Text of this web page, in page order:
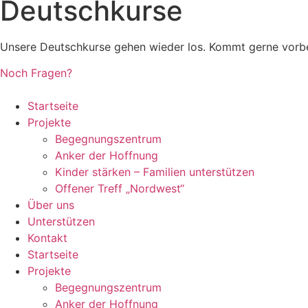
Deutschkurse
Unsere Deutschkurse gehen wieder los. Kommt gerne
Noch Fragen?
Startseite
Projekte
Begegnungszentrum
Anker der Hoffnung
Kinder stärken – Familien unterstützen
Offener Treff „Nordwest“
Über uns
Unterstützen
Kontakt
Startseite
Projekte
Begegnungszentrum
Anker der Hoffnung